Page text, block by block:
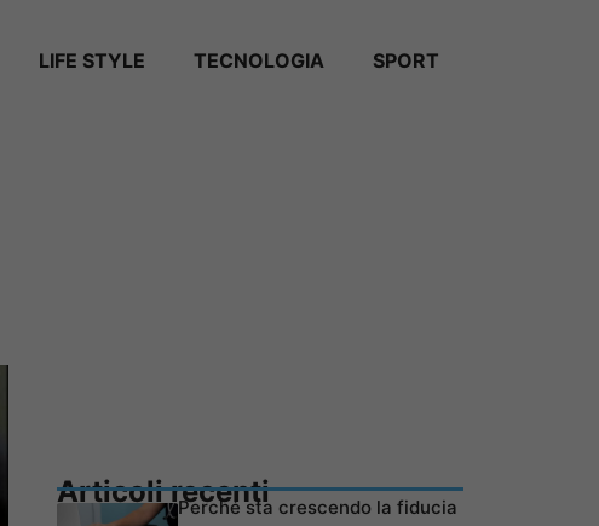
LIFE STYLE TECNOLOGIA SPORT
Articoli recentiPerché sta crescendo la fiducia